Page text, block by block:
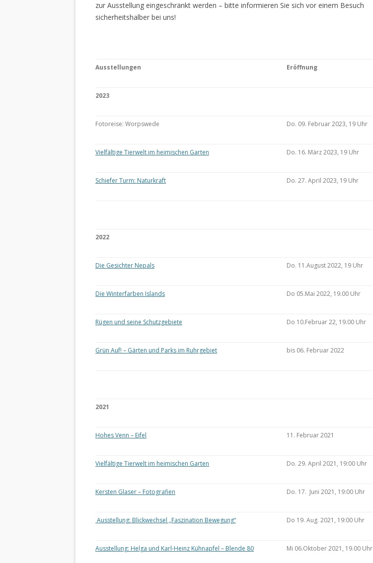
zur Ausstellung eingeschränkt werden – bitte informieren Sie sich vor einem Besuch
sicherheitshalber bei uns!
Ausstellungen Eröffnung
2023
Fotoreise: Worpswede Do. 09. Februar 2023, 19 Uhr
Vielfältige Tierwelt im heimischen Garten Do. 16. März 2023, 19 Uhr
Schiefer Turm: Naturkraft Do. 27. April 2023, 19 Uhr
2022
Die Gesichter Nepals Do. 11.August 2022, 19 Uhr
Die Winterfarben Islands Do 05.Mai 2022, 19.00 Uhr
Rügen und seine Schutzgebiete Do 10.Februar 22, 19.00 Uhr
Grün Auf! – Gärten und Parks im Ruhrgebiet bis 06. Februar 2022
2021
Hohes Venn – Eifel 11. Februar 2021
Vielfältige Tierwelt im heimischen Garten Do. 29. April 2021, 19:00 Uhr
Kersten Glaser – Fotografien Do. 17. Juni 2021, 19:00 Uhr
Ausstellung: Blickwechsel „Faszination Bewegung“ Do 19. Aug. 2021, 19:00 Uhr
Ausstellung: Helga und Karl-Heinz Kühnapfel – Blende 80 Mi 06.Oktober 2021, 19.00 Uhr